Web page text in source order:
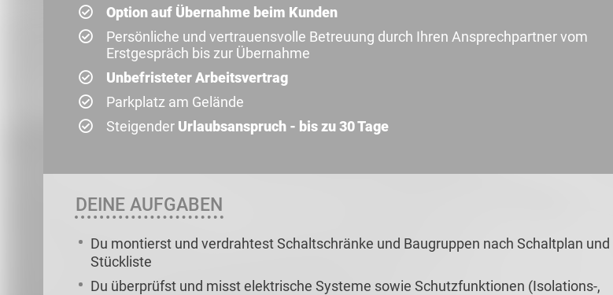
Option auf Übernahme beim Kunden
Persönliche und vertrauensvolle Betreuung durch Ihren Ansprechpartner vom
Erstgespräch bis zur Übernahme
Unbefristeter Arbeitsvertrag
Parkplatz am Gelände
Steigender Urlaubsanspruch - bis zu 30 Tage
DEINE AUFGABEN
Du montierst und verdrahtest Schaltschränke und Baugruppen nach Schaltplan und
Stückliste
Du überprüfst und misst elektrische Systeme sowie Schutzfunktionen (Isolations-,